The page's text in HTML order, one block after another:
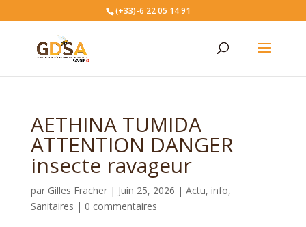
(+33)-6 22 05 14 91
AETHINA TUMIDA
ATTENTION DANGER
insecte ravageur
par Gilles Fracher| Juin 25, 2026 | Actu, info,
Sanitaires | 0 commentaires